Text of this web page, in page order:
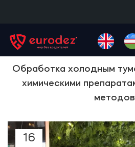
Обработка холодным
химическими
методов
16